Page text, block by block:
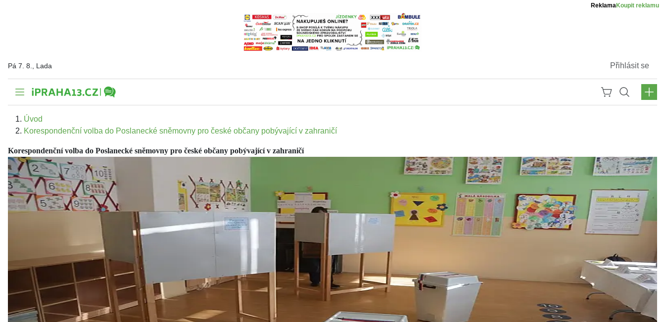
ReklamaKoupit reklamu
Pá 7. 8., Lada Přihlásit se
Úvod
Korespondenční volba do Poslanecké sněmovny pro české občany pobývající v zahraničí
Korespondenční volba do Poslanecké sněmovny pro české občany pobývající v zahraničí